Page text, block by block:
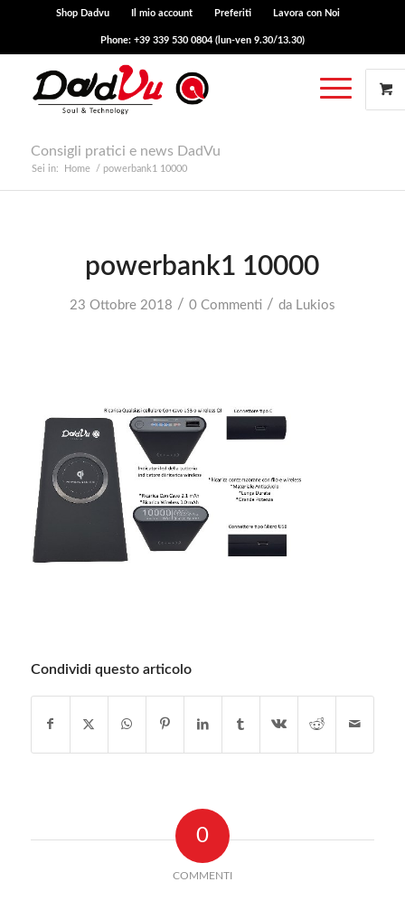
Shop Dadvu Il mio account Preferiti Lavora con Noi
Phone: +39 339 530 0804 (lun-ven 9.30/13.30)
Consigli pratici e news DadVu
Sei in: Home / powerbank1 10000
powerbank1 10000
23 Ottobre 2018 / 0 Commenti / da Lukios
Condividi questo articolo
0
COMMENTI